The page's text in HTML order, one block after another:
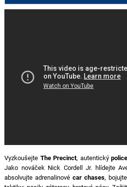
Vyzkoušejte The Precinct, autentický
Jako nováček Nick Cordell Jr. hlídejte
absolvujte adrenalinovécar chases,